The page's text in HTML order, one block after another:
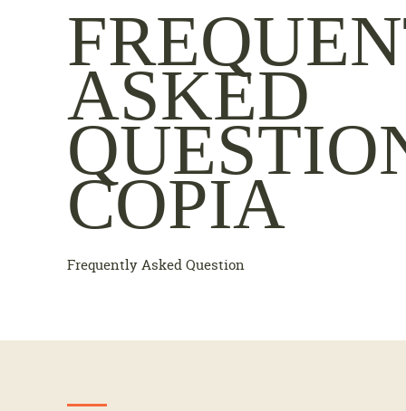
ASKED
COPIA
Frequently Asked Question